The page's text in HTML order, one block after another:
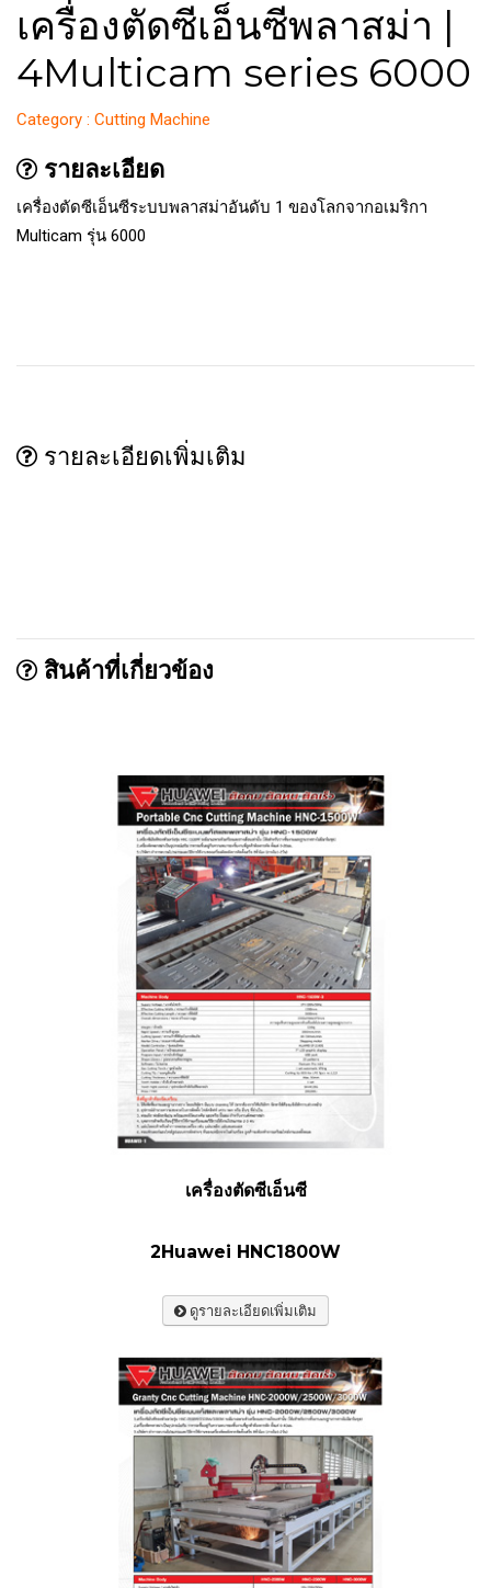
เครื่องตัดซีเอ็นซีพลาสม่า |
4Multicam series 6000
Category : Cutting Machine
รายละเอียด
เครื่องตัดซีเอ็นซีระบบพลาสม่าอันดับ 1 ของโลกจากอเมริกา
Multicam รุ่น 6000
รายละเอียดเพิ่มเติม
สินค้าที่เกี่ยวข้อง
เครื่องตัดซีเอ็นซี
2Huawei HNC1800W
ดูรายละเอียดเพิ่มเติม